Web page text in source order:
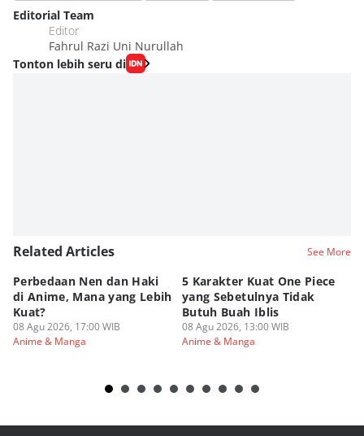
Editorial Team
Editor
Fahrul Razi Uni Nurullah
Tonton lebih seru di
Related Articles See More
Perbedaan Nen dan Haki
di Anime, Mana yang Lebih
Kuat?
08 Agu 2026, 17:00 WIB
Anime & Manga
5 Karakter Kuat One Piece
yang Sebetulnya Tidak
Butuh Buah Iblis
08 Agu 2026, 13:00 WIB
Anime & Manga